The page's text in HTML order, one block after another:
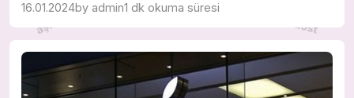
16.01.2024by admin1 dk okuma süresi